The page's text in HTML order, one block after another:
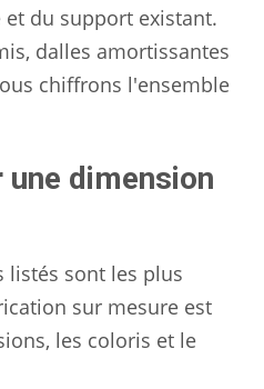
du support existant.
dalles amortissantes
chiffrons l'ensemble
dimension
listés sont les plus
sur mesure est
les coloris et le